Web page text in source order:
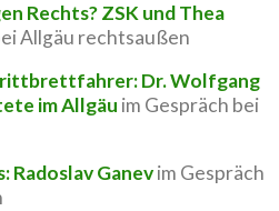
Rechts? ZSK und Thea
Allgäu rechtsaußen
Dr. Wolfgang
im Allgäu im Gespräch bei
Radoslav Ganevim Gespräch